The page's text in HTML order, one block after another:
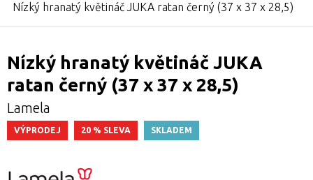
Nízký hranatý květináč JUKA ratan černý (37 x 37 x 28,5)
Nízký hranatý květináč JUKA
ratan černý (37 x 37 x 28,5)
Lamela
VÝPRODEJ 20 % SLEVA SKLADEM